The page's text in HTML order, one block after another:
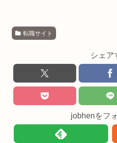
転職サイト
シェア
jobhenをフ